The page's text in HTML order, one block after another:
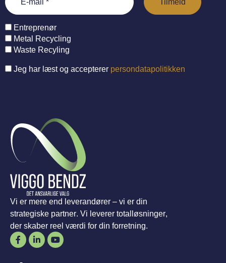
Entreprenør
Metal Recycling
Waste Recyling
Jeg har læst og accepterer persondatapolitikken
Vi er mere end leverandører – vi er din
strategiske partner. Vi leverer totalløsninger,
der skaber reel værdi for din forretning.